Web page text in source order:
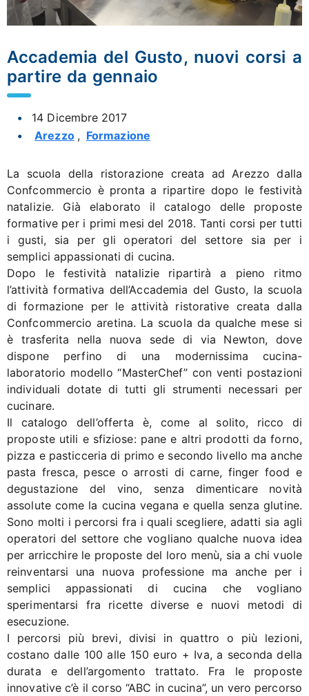
Accademia del Gusto, nuovi corsi a
partire da gennaio
14 Dicembre 2017
Arezzo , Formazione
La scuola della ristorazione creata ad Arezzo dalla
Confcommercio è pronta a ripartire dopo le festività
natalizie. Già elaborato il catalogo delle proposte
formative per i primi mesi del 2018. Tanti corsi per tutti
i gusti, sia per gli operatori del settore sia per i
semplici appassionati di cucina.
Dopo le festività natalizie ripartirà a pieno ritmo
l’attività formativa dell’Accademia del Gusto, la scuola
di formazione per le attività ristorative creata dalla
Confcommercio aretina. La scuola da qualche mese si
è trasferita nella nuova sede di via Newton, dove
dispone perfino di una modernissima cucina-
laboratorio modello “MasterChef” con venti postazioni
individuali dotate di tutti gli strumenti necessari per
cucinare.
Il catalogo dell’offerta è, come al solito, ricco di
proposte utili e sfiziose: pane e altri prodotti da forno,
pizza e pasticceria di primo e secondo livello ma anche
pasta fresca, pesce o arrosti di carne, finger food e
degustazione del vino, senza dimenticare novità
assolute come la cucina vegana e quella senza glutine.
Sono molti i percorsi fra i quali scegliere, adatti sia agli
operatori del settore che vogliano qualche nuova idea
per arricchire le proposte del loro menù, sia a chi vuole
reinventarsi una nuova professione ma anche per i
semplici appassionati di cucina che vogliano
sperimentarsi fra ricette diverse e nuovi metodi di
esecuzione.
I percorsi più brevi, divisi in quattro o più lezioni,
costano dalle 100 alle 150 euro + Iva, a seconda della
durata e dell’argomento trattato. Fra le proposte
innovative c’è il corso “ABC in cucina”, un vero percorso